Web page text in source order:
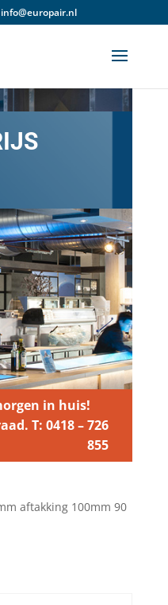
info@europair.nl
in huis!
T: 0418 – 726
855
aftakking 100mm 90